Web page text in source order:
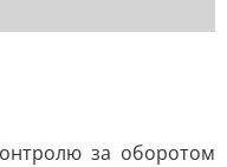
за оборотом